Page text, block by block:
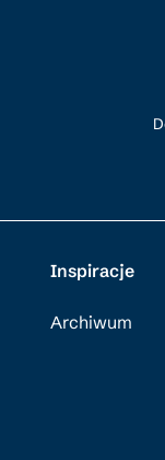
Inspiracje
Archiwum